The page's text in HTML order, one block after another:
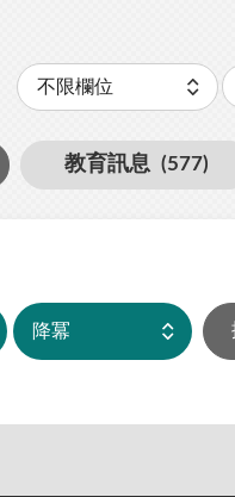
類
字
教育訊息 (577)